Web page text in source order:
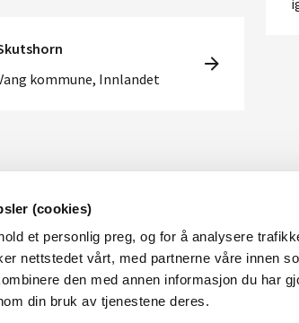
(cookies)
et personlig preg, og for å analysere
nettstedet vårt, med partnerne våre innen
den med annen informasjon du har
din bruk av tjenestene deres.
kommune, Innlandet
OM NETTSTEDET
Personvern og cookies